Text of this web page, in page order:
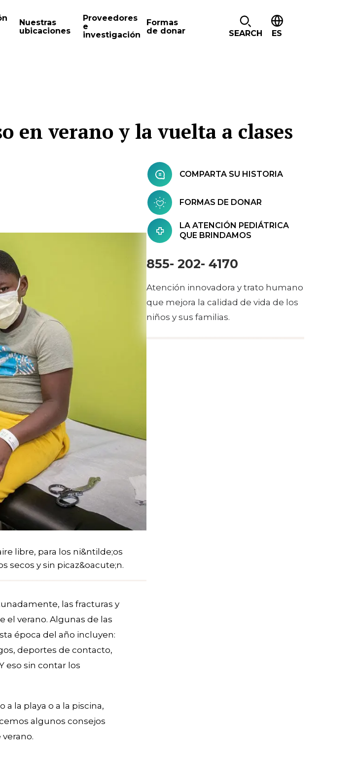
Nuestras
ubicaciones
Proveedores
e
investigación
Formas
de donar
SEARCH ES
en verano y la vuelta a clases
libre, para los ni&ntilde;os
secos y sin picaz&oacute;n.
las fracturas y
verano. Algunas de las
época del año incluyen:
deportes de contacto,
eso sin contar los
la playa o a la piscina,
algunos consejos
COMPARTA SU HISTORIA
FORMAS DE DONAR
LA ATENCIÓN PEDIÁTRICA
QUE BRINDAMOS
855- 202- 4170
Atención innovadora y trato humano
que mejora la calidad de vida de los
niños y sus familias.